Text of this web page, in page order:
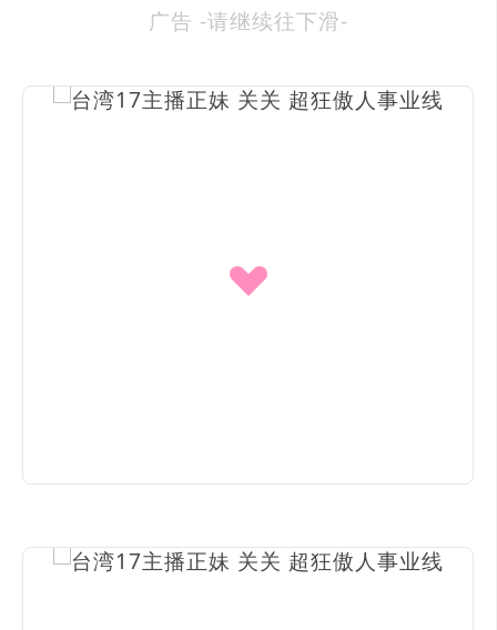
广告 -请继续往下滑-